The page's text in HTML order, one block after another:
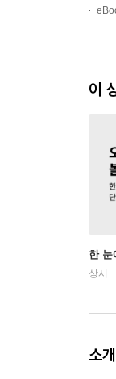
이
한 눈
상시
소개